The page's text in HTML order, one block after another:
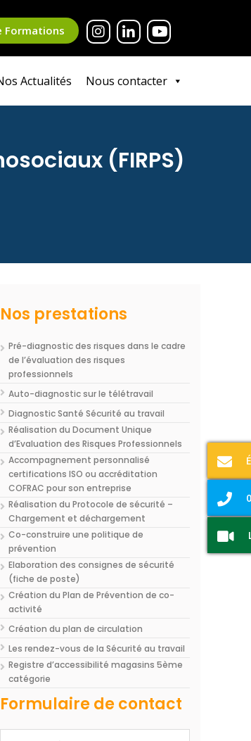
Formations
Actualités Nous contacter
(FIRPS)
Nos prestations
Pré-diagnostic des risques dans le cadre
de l’évaluation des risques
professionnels
Auto-diagnostic sur le télétravail
Diagnostic Santé Sécurité au travail
Réalisation du Document Unique
d’Evaluation des Risques Professionnels
Accompagnement personnalisé
certifications ISO ou accréditation
COFRAC pour son entreprise
Réalisation du Protocole de sécurité –
Chargement et déchargement
Co-construire une politique de
prévention
Elaboration des consignes de sécurité
(fiche de poste)
Création du Plan de Prévention de co-
activité
Création du plan de circulation
Les rendez-vous de la Sécurité au travail
Registre d’accessibilité magasins 5ème
catégorie
Formulaire de contact